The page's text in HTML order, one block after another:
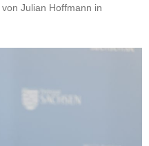
von Julian Hoffmann in